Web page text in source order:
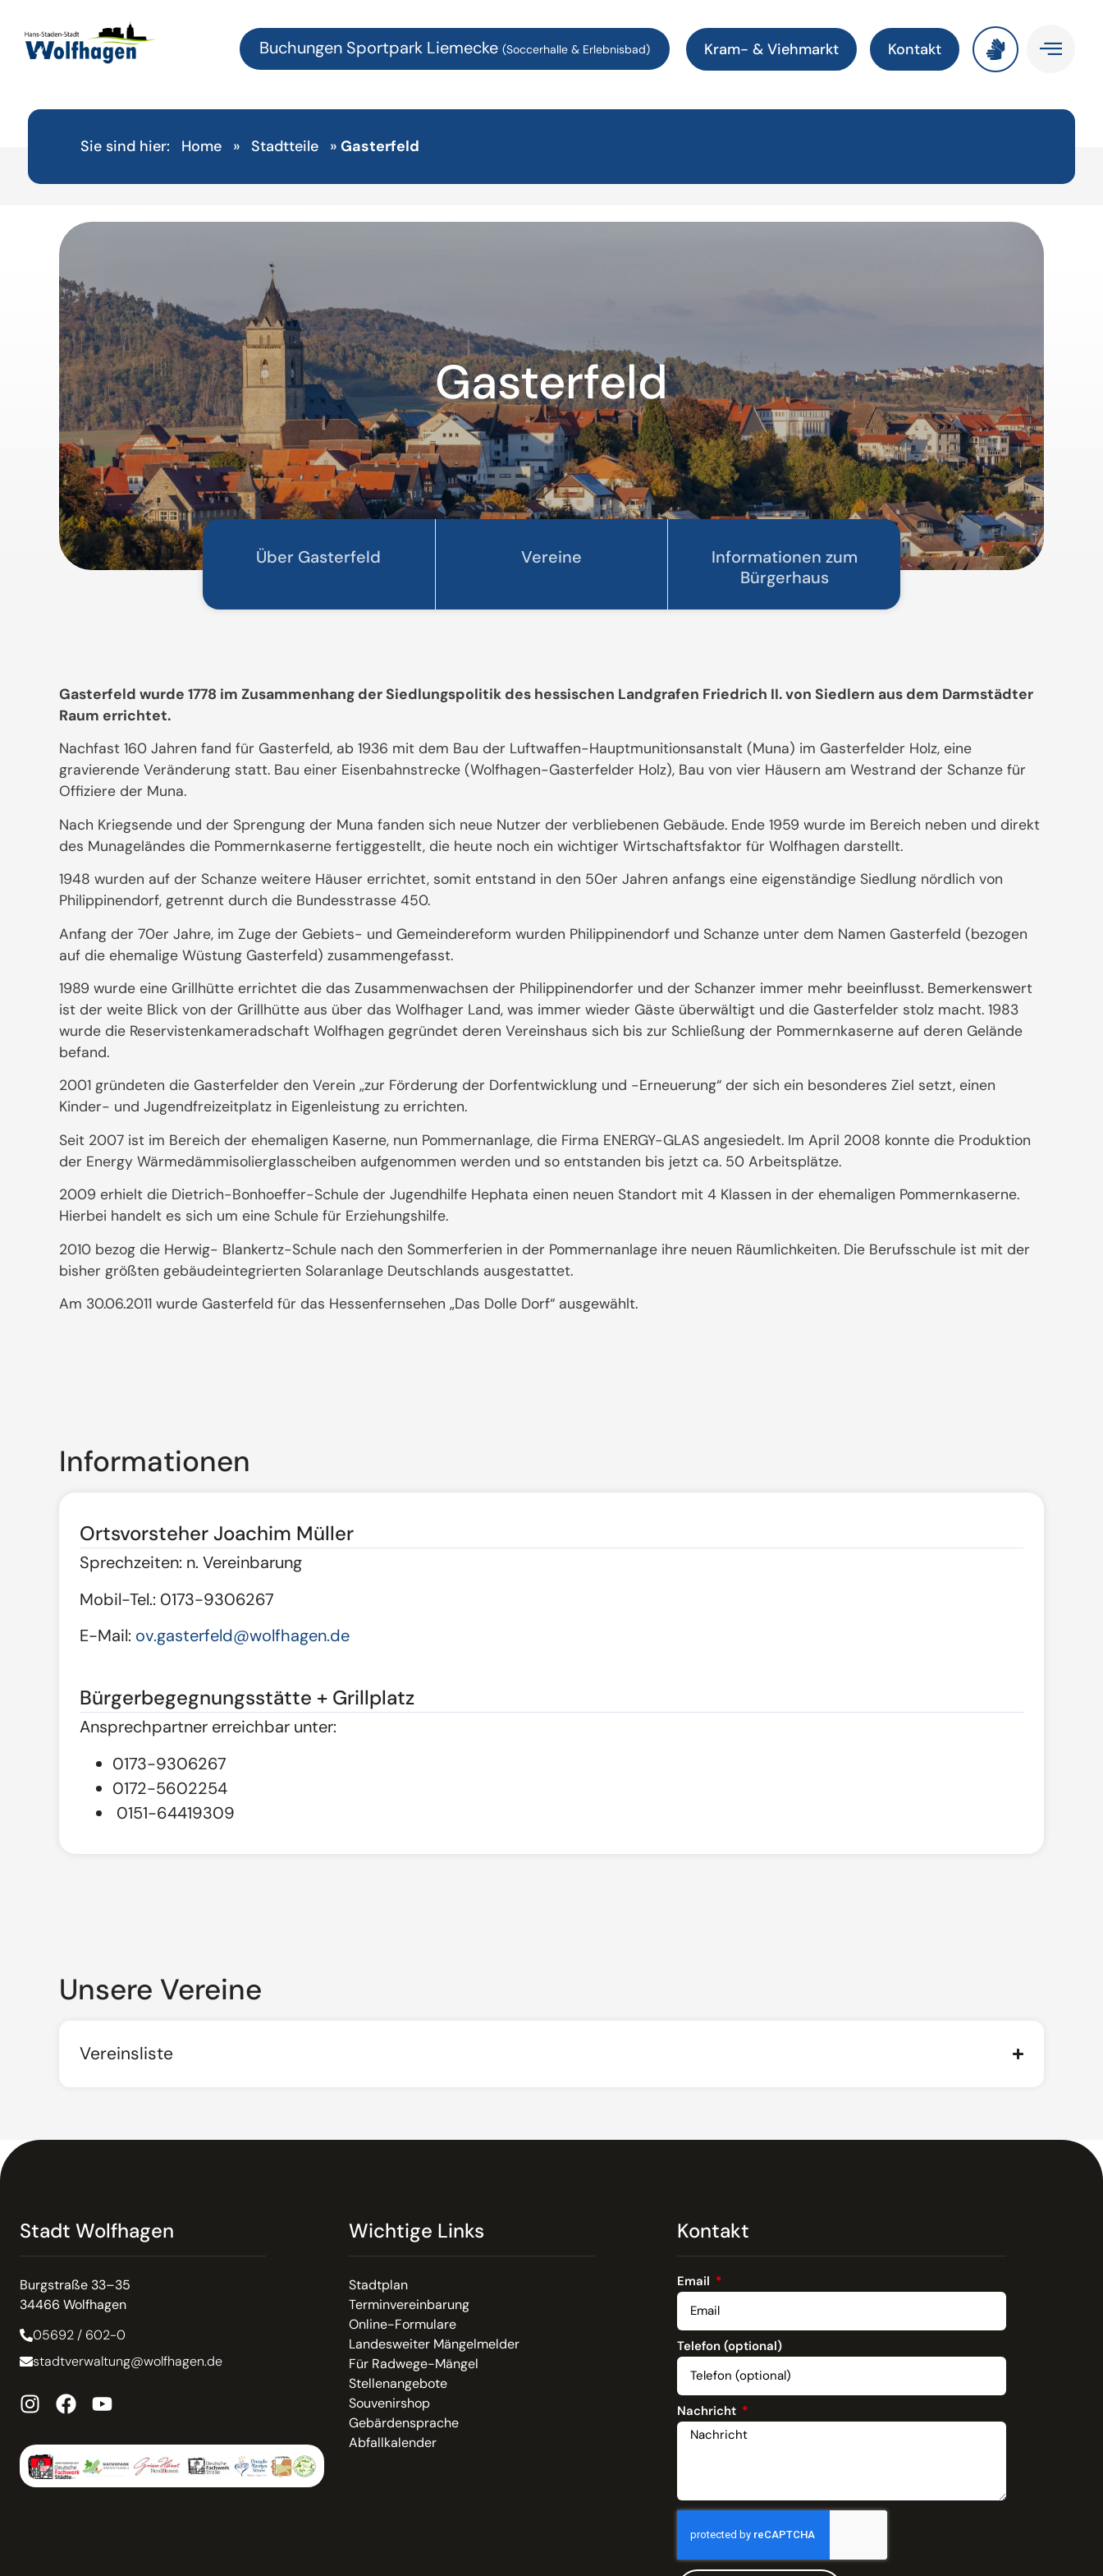
Buchungen Sportpark Liemecke (Soccerhalle & Erlebnisbad) Kram- & Viehmarkt Kontakt
Sie sind hier: Home » Stadtteile » Gasterfeld
Gasterfeld
Über Gasterfeld Vereine
Informationen zum
Bürgerhaus
Gasterfeld wurde 1778 im Zusammenhang der Siedlungspolitik des hessischen Landgrafen Friedrich II. von Siedlern aus dem Darmstädter
Raum errichtet.
Nachfast 160 Jahren fand für Gasterfeld, ab 1936 mit dem Bau der Luftwaffen-Hauptmunitionsanstalt (Muna) im Gasterfelder Holz, eine
gravierende Veränderung statt. Bau einer Eisenbahnstrecke (Wolfhagen-Gasterfelder Holz), Bau von vier Häusern am Westrand der Schanze für
Offiziere der Muna.
Nach Kriegsende und der Sprengung der Muna fanden sich neue Nutzer der verbliebenen Gebäude. Ende 1959 wurde im Bereich neben und direkt
des Munageländes die Pommernkaserne fertiggestellt, die heute noch ein wichtiger Wirtschaftsfaktor für Wolfhagen darstellt.
1948 wurden auf der Schanze weitere Häuser errichtet, somit entstand in den 50er Jahren anfangs eine eigenständige Siedlung nördlich von
Philippinendorf, getrennt durch die Bundesstrasse 450.
Anfang der 70er Jahre, im Zuge der Gebiets- und Gemeindereform wurden Philippinendorf und Schanze unter dem Namen Gasterfeld (bezogen
auf die ehemalige Wüstung Gasterfeld) zusammengefasst.
1989 wurde eine Grillhütte errichtet die das Zusammenwachsen der Philippinendorfer und der Schanzer immer mehr beeinflusst. Bemerkenswert
ist der weite Blick von der Grillhütte aus über das Wolfhager Land, was immer wieder Gäste überwältigt und die Gasterfelder stolz macht. 1983
wurde die Reservistenkameradschaft Wolfhagen gegründet deren Vereinshaus sich bis zur Schließung der Pommernkaserne auf deren Gelände
befand.
2001 gründeten die Gasterfelder den Verein „zur Förderung der Dorfentwicklung und -Erneuerung“ der sich ein besonderes Ziel setzt, einen
Kinder- und Jugendfreizeitplatz in Eigenleistung zu errichten.
Seit 2007 ist im Bereich der ehemaligen Kaserne, nun Pommernanlage, die Firma ENERGY-GLAS angesiedelt. Im April 2008 konnte die Produktion
der Energy Wärmedämmisolierglasscheiben aufgenommen werden und so entstanden bis jetzt ca. 50 Arbeitsplätze.
2009 erhielt die Dietrich-Bonhoeffer-Schule der Jugendhilfe Hephata einen neuen Standort mit 4 Klassen in der ehemaligen Pommernkaserne.
Hierbei handelt es sich um eine Schule für Erziehungshilfe.
2010 bezog die Herwig- Blankertz-Schule nach den Sommerferien in der Pommernanlage ihre neuen Räumlichkeiten. Die Berufsschule ist mit der
bisher größten gebäudeintegrierten Solaranlage Deutschlands ausgestattet.
Am 30.06.2011 wurde Gasterfeld für das Hessenfernsehen „Das Dolle Dorf“ ausgewählt.
Informationen
Ortsvorsteher Joachim Müller
Sprechzeiten: n. Vereinbarung
Mobil-Tel.: 0173-9306267
E-Mail: ov.gasterfeld@wolfhagen.de
Bürgerbegegnungsstätte + Grillplatz
Ansprechpartner erreichbar unter:
0173-9306267
0172-5602254
0151-64419309
Unsere Vereine
Vereinsliste
Stadt Wolfhagen
Burgstraße 33–35
34466 Wolfhagen
05692 / 602-0
stadtverwaltung@wolfhagen.de
Wichtige Links
Stadtplan
Terminvereinbarung
Online-Formulare
Landesweiter Mängelmelder
Für Radwege-Mängel
Stellenangebote
Souvenirshop
Gebärdensprache
Abfallkalender
Kontakt
Email
Telefon (optional)
Nachricht